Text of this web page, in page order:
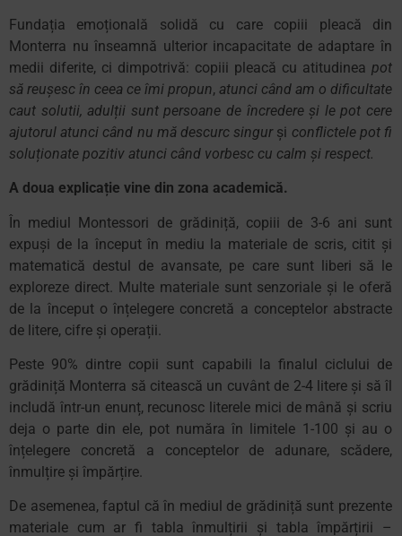
Fundația emoțională solidă cu care copiii pleacă din
Monterra nu înseamnă ulterior incapacitate de adaptare în
medii diferite, ci dimpotrivă: copiii pleacă cu atitudinea pot
să reușesc în ceea ce îmi propun, atunci când am o dificultate
caut solutii, adulții sunt persoane de încredere și le pot cere
ajutorul atunci când nu mă descurc singurși conflictele pot fi
soluționate pozitiv atunci când vorbesc cu calm și respect.
A doua explicație vine din zona academică.
În mediul Montessori de grădiniță, copiii de 3-6 ani sunt
expuși de la început în mediu la materiale de scris, citit și
matematică destul de avansate, pe care sunt liberi să le
exploreze direct. Multe materiale sunt senzoriale și le oferă
de la început o înțelegere concretă a conceptelor abstracte
de litere, cifre și operații.
Peste 90% dintre copii sunt capabili la finalul ciclului de
grădiniță Monterra să citească un cuvânt de 2-4 litere și să îl
includă într-un enunț, recunosc literele mici de mână și scriu
deja o parte din ele, pot număra în limitele 1-100 și au o
înțelegere concretă a conceptelor de adunare, scădere,
înmulțire și împărțire.
De asemenea, faptul că în mediul de grădiniță sunt prezente
materiale cum ar fi tabla înmulțirii și tabla împărțirii –